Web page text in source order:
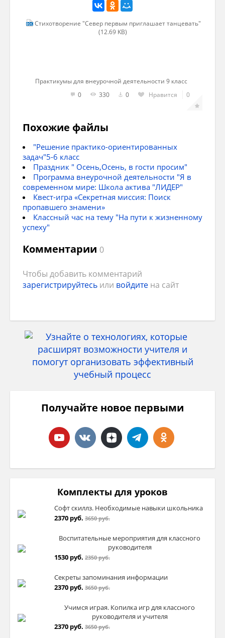
Известным во всём мире Комаром.
Морошка, клюква вкусом удивляют!
Стихотворение "Север первым приглашает танцевать"
(12.69 KB)
Практикумы для внеурочной деятельности 9 класс
0
330 0 Нравится 0
Похожие файлы
"Решение практико-ориентированных
задач"5-6 класс
Праздник " Осень,Осень, в гости просим"
Программа внеурочной деятельности "Я в
современном мире: Школа актива "ЛИДЕР"
Квест-игра «Секретная миссия: Поиск
пропавшего знамени»
Классный час на тему "На пути к жизненному
успеху"
Комментарии 0
Чтобы добавить комментарий
зарегистрируйтесь или войдите на сайт
Получайте новое первыми
Комплекты для уроков
Софт скиллз. Необходимые навыки школьника
2370 руб. 3650 руб.
Воспитательные мероприятия для классного
руководителя
1530 руб. 2350 руб.
Секреты запоминания информации
2370 руб. 3650 руб.
Учимся играя. Копилка игр для классного
руководителя и учителя
2370 руб. 3650 руб.